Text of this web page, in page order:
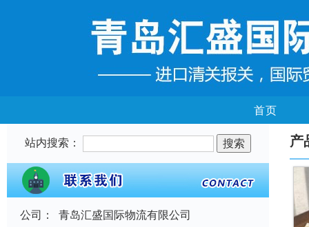
首页
站内搜索：
公司：
青岛汇盛国际物流有限公司
产